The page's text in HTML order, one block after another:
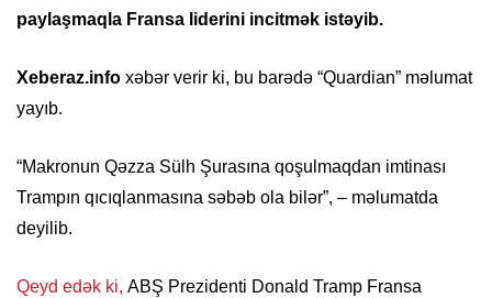
paylaşmaqla Fransa liderini incitmək istəyib.
Xeberaz.info xəbər verir ki, bu barədə “Quardian” məlumat
yayıb.
“Makronun Qəzza Sülh Şurasına qoşulmaqdan imtinası
Trampın qıcıqlanmasına səbəb ola bilər”, – məlumatda
deyilib.
Qeyd edək ki, ABŞ Prezidenti Donald Tramp Fransa